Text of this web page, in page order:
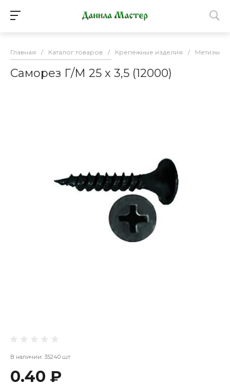
Главная / Каталог товаров / Крепежные изделия / Метизы
Саморез Г/М 25 х 3,5 (12000)
В наличии: 35240 шт
0.40 ₽